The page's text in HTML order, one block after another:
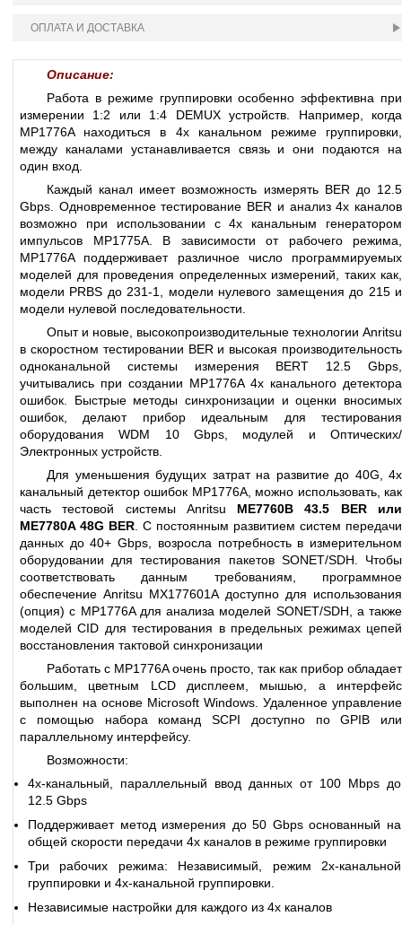
ОПЛАТА И ДОСТАВКА
Описание:
Работа в режиме группировки особенно эффективна при
измерении 1:2 или 1:4 DEMUX устройств. Например, когда
MP1776A находиться в 4х канальном режиме группировки,
между каналами устанавливается связь и они подаются на
один вход.
Каждый канал имеет возможность измерять BER до 12.5
Gbps. Одновременное тестирование BER и анализ 4х каналов
возможно при использовании с 4х канальным генератором
импульсов MP1775A. В зависимости от рабочего режима,
MP1776A поддерживает различное число программируемых
моделей для проведения определенных измерений, таких как,
модели PRBS до 231-1, модели нулевого замещения до 215 и
модели нулевой последовательности.
Опыт и новые, высокопроизводительные технологии Anritsu
в скоростном тестировании BER и высокая производительность
одноканальной системы измерения BERT 12.5 Gbps,
учитывались при создании MP1776A 4х канального детектора
ошибок. Быстрые методы синхронизации и оценки вносимых
ошибок, делают прибор идеальным для тестирования
оборудования WDM 10 Gbps, модулей и Оптических/
Электронных устройств.
Для уменьшения будущих затрат на развитие до 40G, 4х
канальный детектор ошибок MP1776A, можно использовать, как
часть тестовой системы Anritsu ME7760B 43.5 BER или
ME7780A 48G BER. С постоянным развитием систем передачи
данных до 40+ Gbps, возросла потребность в измерительном
оборудовании для тестирования пакетов SONET/SDH. Чтобы
соответствовать данным требованиям, программное
обеспечение Anritsu MX177601A доступно для использования
(опция) с MP1776A для анализа моделей SONET/SDH, а также
моделей CID для тестирования в предельных режимах цепей
восстановления тактовой синхронизации
Работать с MP1776A очень просто, так как прибор обладает
большим, цветным LCD дисплеем, мышью, а интерфейс
выполнен на основе Microsoft Windows. Удаленное управление
с помощью набора команд SCPI доступно по GPIB или
параллельному интерфейсу.
Возможности:
4х-канальный, параллельный ввод данных от 100 Mbps до
12.5 Gbps
Поддерживает метод измерения до 50 Gbps основанный на
общей скорости передачи 4х каналов в режиме группировки
Три рабочих режима: Независимый, режим 2х-канальной
группировки и 4х-канальной группировки.
Независимые настройки для каждого из 4х каналов